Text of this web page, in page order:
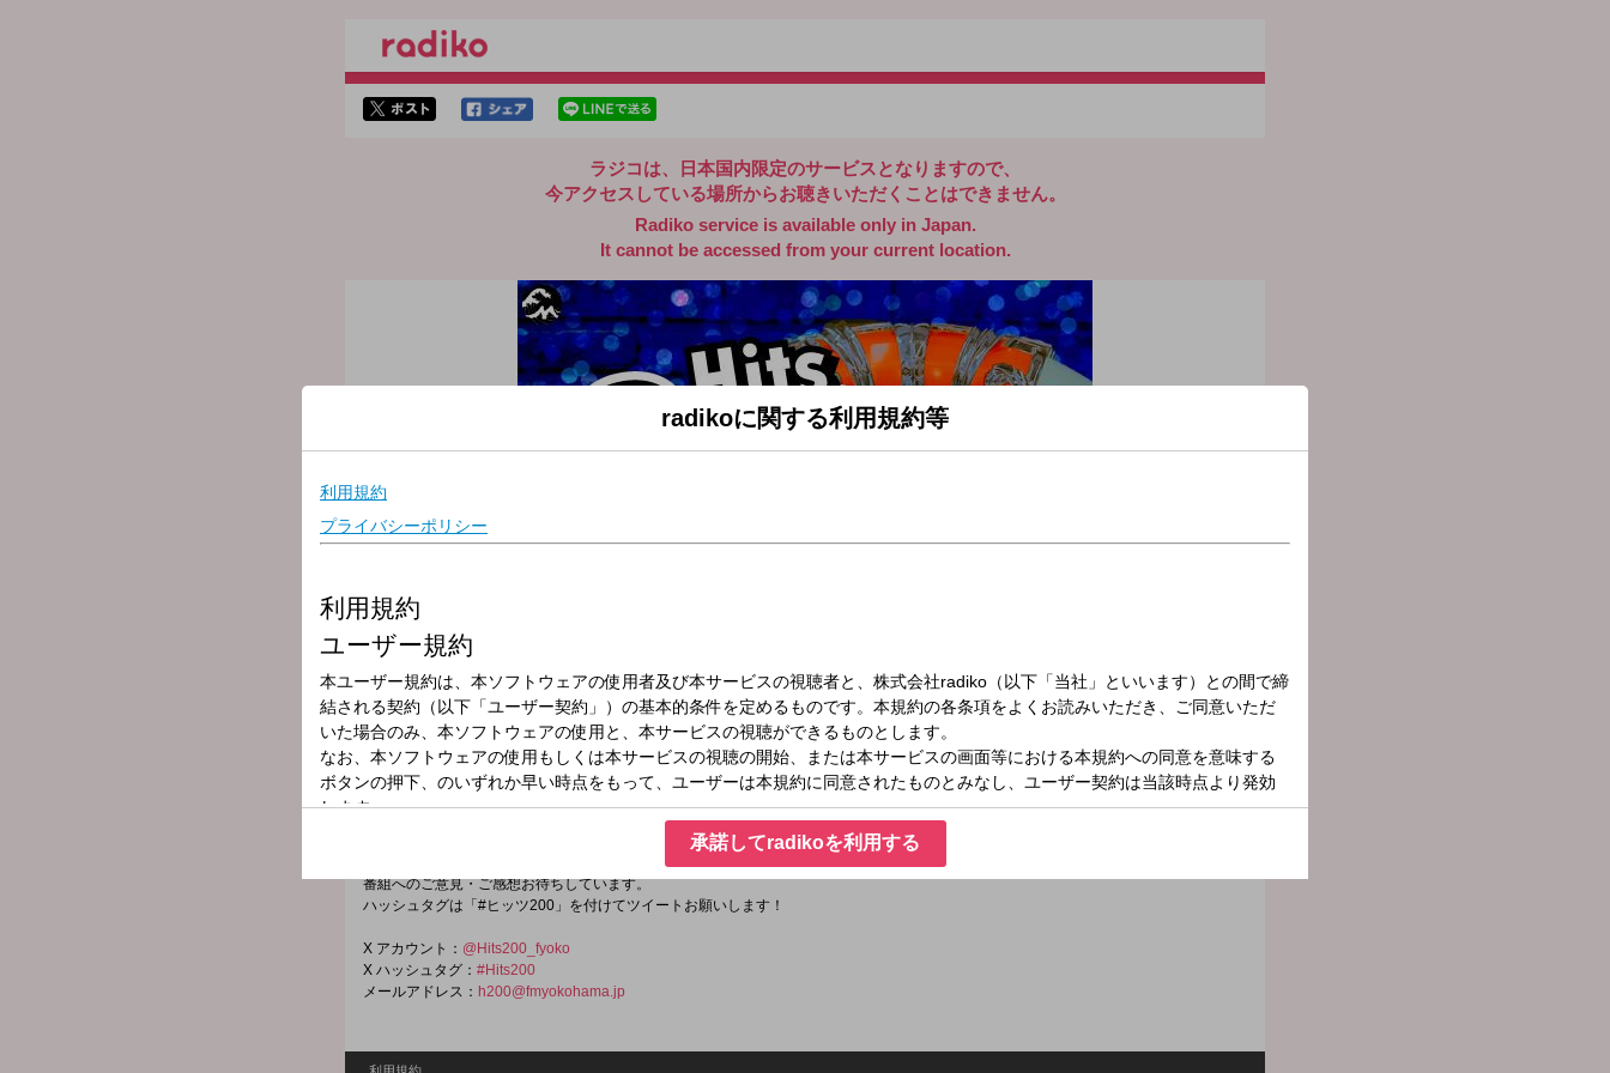
ラジコは、日本国内限定のサービスとなりますので、
今アクセスしている場所からお聴きいただくことはできません。
Radiko service is available only in Japan.
It cannot be accessed from your current location.
放送局
放送時間
2025年8月26日（火）27:30～29:00
番組名
Hits 200
様々なテーマ・コンセプトで、ヒット曲を4日間に渡ってお届けします。
番組へのご意見・ご感想お待ちしています。
ハッシュタグは「#ヒッツ200」を付けてツイートお願いします！
X アカウント： @Hits200_fyoko
X ハッシュタグ： #Hits200
メールアドレス： h200@fmyokohama.jp
radikoに関する利用規約等
承諾してradikoを利用する